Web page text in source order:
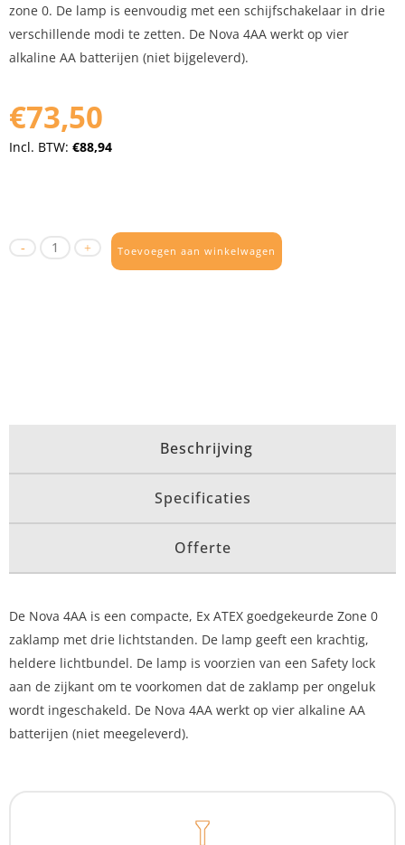
zone 0. De lamp is eenvoudig met een schijfschakelaar in drie
verschillende modi te zetten. De Nova 4AA werkt op vier
alkaline AA batterijen (niet bijgeleverd).
€73,50
Incl. BTW: €88,94
Toevoegen aan winkelwagen
Beschrijving
Specificaties
Offerte
De Nova 4AA is een compacte, Ex ATEX goedgekeurde Zone 0
zaklamp met drie lichtstanden. De lamp geeft een krachtig,
heldere lichtbundel. De lamp is voorzien van een Safety lock
aan de zijkant om te voorkomen dat de zaklamp per ongeluk
wordt ingeschakeld. De Nova 4AA werkt op vier alkaline AA
batterijen (niet meegeleverd).